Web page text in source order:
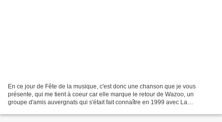
En ce jour de Fête de la musique, c'est donc une chanson que je vous
présente, qui me tient à coeur car elle marque le retour de Wazoo, un
groupe d'amis auvergnats qui s'était fait connaître en 1999 avec La